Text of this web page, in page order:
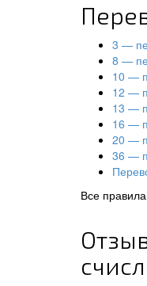
3 —
8 —
10 —
12 —
13 —
16 —
20 —
36 —
Все